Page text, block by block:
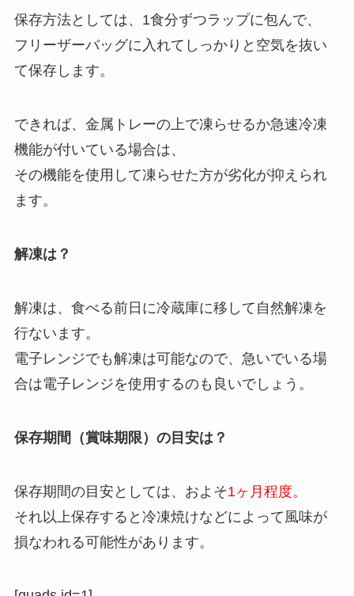
保存方法としては、1食分ずつラップに包んで、
フリーザーバッグに入れてしっかりと空気を抜い
て保存します。
できれば、金属トレーの上で凍らせるか急速冷凍
機能が付いている場合は、
その機能を使用して凍らせた方が劣化が抑えられ
ます。
解凍は？
解凍は、食べる前日に冷蔵庫に移して自然解凍を
行ないます。
電子レンジでも解凍は可能なので、急いでいる場
合は電子レンジを使用するのも良いでしょう。
保存期間（賞味期限）の目安は？
保存期間の目安としては、およそ1ヶ月程度。
それ以上保存すると冷凍焼けなどによって風味が
損なわれる可能性があります。